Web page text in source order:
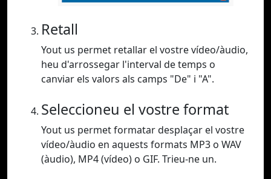
Retall
Yout us permet retallar el vostre vídeo/àudio,
heu d'arrossegar l'interval de temps o
canviar els valors als camps "De" i "A".
Seleccioneu el vostre format
Yout us permet formatar desplaçar el vostre
vídeo/àudio en aquests formats MP3 o WAV
(àudio), MP4 (vídeo) o GIF. Trieu-ne un.